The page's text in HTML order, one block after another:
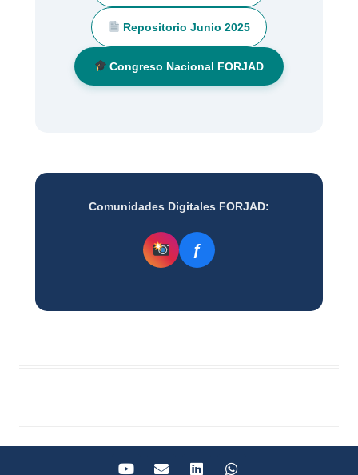
Repositorio Junio 2025
Congreso Nacional FORJAD
Comunidades Digitales FORJAD:
ƒ